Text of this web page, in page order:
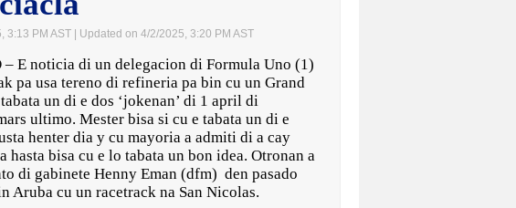
3:13 PM AST | Updated on 4/2/2025, 3:20 PM AST
– E noticia di un delegacion di Formula Uno (1)
pa usa tereno di refineria pa bin cu un Grand
un di e dos ‘jokenan’ di 1 april di
ultimo. Mester bisa si cu e tabata un di e
henter dia y cu mayoria a admiti di a cay
hasta bisa cu e lo tabata un bon idea. Otronan a
di gabinete Henny Eman (dfm) den pasado
Aruba cu un racetrack na San Nicolas.